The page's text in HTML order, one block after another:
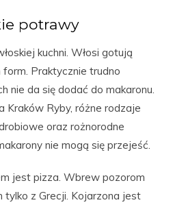
potrawy
kuchni. Włosi gotują
Praktycznie trudno
nie da się dodać do makaronu.
Kraków Ryby, różne rodzaje
oraz rożnorodne
nie mogą się przejeść.
jest pizza. Wbrew pozorom
tylko z Grecji. Kojarzona jest